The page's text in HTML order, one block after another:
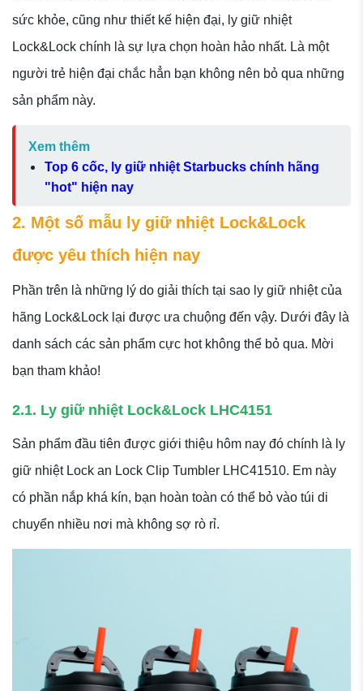
sức khỏe, cũng như thiết kế hiện đại, ly giữ nhiệt
Lock&Lock chính là sự lựa chọn hoàn hảo nhất. Là một
người trẻ hiện đại chắc hẳn bạn không nên bỏ qua những
sản phẩm này.
Xem thêm
Top 6 cốc, ly giữ nhiệt Starbucks chính hãng
"hot" hiện nay
2. Một số mẫu ly giữ nhiệt Lock&Lock
được yêu thích hiện nay
Phần trên là những lý do giải thích tại sao ly giữ nhiệt của
hãng Lock&Lock lại được ưa chuộng đến vậy. Dưới đây là
danh sách các sản phẩm cực hot không thể bỏ qua. Mời
bạn tham khảo!
2.1. Ly giữ nhiệt Lock&Lock LHC4151
Sản phẩm đầu tiên được giới thiệu hôm nay đó chính là ly
giữ nhiệt Lock an Lock Clip Tumbler LHC41510. Em này
có phần nắp khá kín, bạn hoàn toàn có thể bỏ vào túi di
chuyển nhiều nơi mà không sợ rò rỉ.